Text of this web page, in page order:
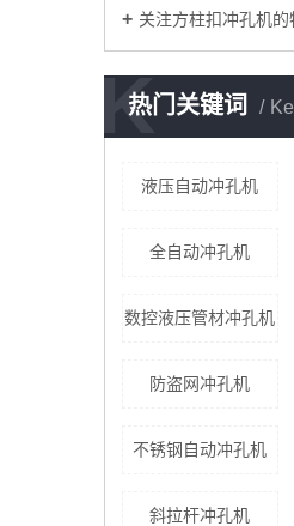
关注方柱扣冲孔机的
热门关键词
K
液压自动冲孔机
全自动冲孔机
数控液压管材冲孔机
防盗网冲孔机
不锈钢自动冲孔机
斜拉杆冲孔机